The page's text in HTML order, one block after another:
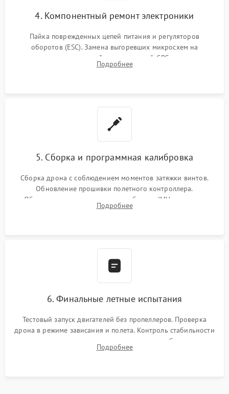
4. Компонентный ремонт электроники
Пайка поврежденных цепей питания и регуляторов
оборотов (ESC). Замена выгоревших микросхем на
материнской плате, модулей GPS
Подробнее
5. Сборка и программная калибровка
Сборка дрона с соблюдением моментов затяжки винтов.
Обновление прошивки полетного контроллера.
Обязательная программная калибровка IMU-сенсоров,
компаса, датчиков позиционирования и горизонта подвеса
Подробнее
6. Финальные летные испытания
Тестовый запуск двигателей без пропеллеров. Проверка
дрона в режиме зависания и полета. Контроль стабильности
удержания точки, качества передачи видео, работы системы
возврата домой (RTH) и дальности радиосвязи.
Подробнее